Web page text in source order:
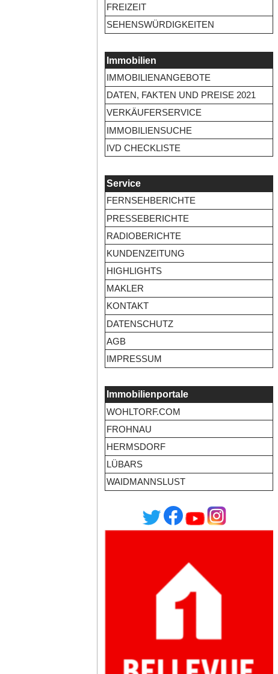
FREIZEIT
SEHENSWÜRDIGKEITEN
Immobilien
IMMOBILIENANGEBOTE
DATEN, FAKTEN UND PREISE 2021
VERKÄUFERSERVICE
IMMOBILIENSUCHE
IVD CHECKLISTE
Service
FERNSEHBERICHTE
PRESSEBERICHTE
RADIOBERICHTE
KUNDENZEITUNG
HIGHLIGHTS
MAKLER
KONTAKT
DATENSCHUTZ
AGB
IMPRESSUM
Immobilienportale
WOHLTORF.COM
FROHNAU
HERMSDORF
LÜBARS
WAIDMANNSLUST